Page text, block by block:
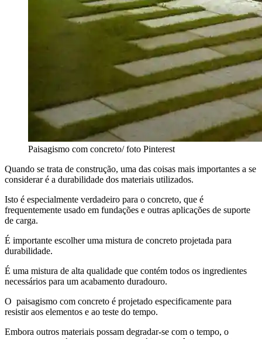
Paisagismo com concreto/ foto Pinterest
Quando se trata de construção, uma das coisas mais importantes a se
considerar é a durabilidade dos materiais utilizados.
Isto é especialmente verdadeiro para o concreto, que é
frequentemente usado em fundações e outras aplicações de suporte
de carga.
É importante escolher uma mistura de concreto projetada para
durabilidade.
É uma mistura de alta qualidade que contém todos os ingredientes
necessários para um acabamento duradouro.
O paisagismo com concreto é projetado especificamente para
resistir aos elementos e ao teste do tempo.
Embora outros materiais possam degradar-se com o tempo, o